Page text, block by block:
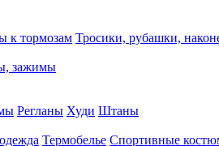
к тормозам Тросики, рубашки,
зажимы
Регланы Худи Штаны
Термобелье Спортивные